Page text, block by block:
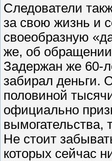
Следователи
за свою жизнь и
своеобразную
же, об обращении
Задержан же 60-
забирал деньги.
половиной
официально
вымогательства,
Не стоит
которых сейчас